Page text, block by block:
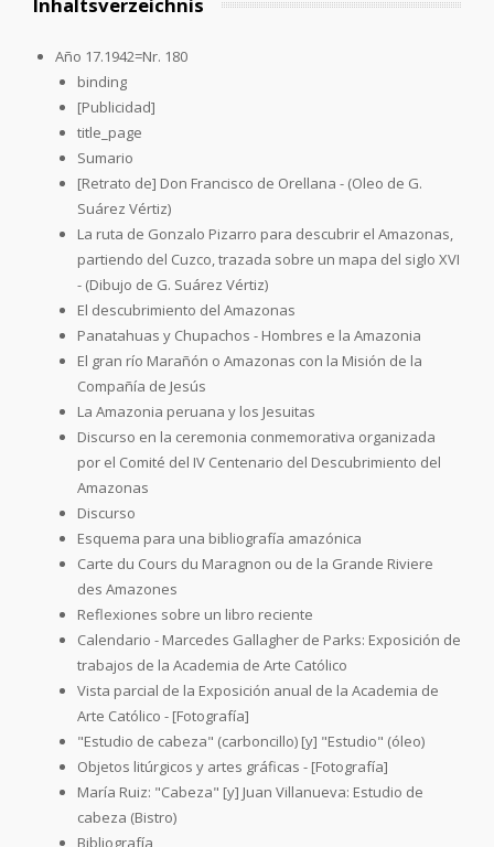
Año 17.1942=Nr. 180
binding
[Publicidad]
title_page
Sumario
[Retrato de] Don Francisco de Orellana - (Oleo de G.
Suárez Vértiz)
La ruta de Gonzalo Pizarro para descubrir el Amazonas,
partiendo del Cuzco, trazada sobre un mapa del siglo XVI
- (Dibujo de G. Suárez Vértiz)
El descubrimiento del Amazonas
Panatahuas y Chupachos - Hombres e la Amazonia
El gran río Marañón o Amazonas con la Misión de la
Compañía de Jesús
La Amazonia peruana y los Jesuitas
Discurso en la ceremonia conmemorativa organizada
por el Comité del IV Centenario del Descubrimiento del
Amazonas
Discurso
Esquema para una bibliografía amazónica
Carte du Cours du Maragnon ou de la Grande Riviere
des Amazones
Reflexiones sobre un libro reciente
Calendario - Marcedes Gallagher de Parks: Exposición de
trabajos de la Academia de Arte Católico
Vista parcial de la Exposición anual de la Academia de
Arte Católico - [Fotografía]
"Estudio de cabeza" (carboncillo) [y] "Estudio" (óleo)
Objetos litúrgicos y artes gráficas - [Fotografía]
María Ruiz: "Cabeza" [y] Juan Villanueva: Estudio de
cabeza (Bistro)
Bibliografía